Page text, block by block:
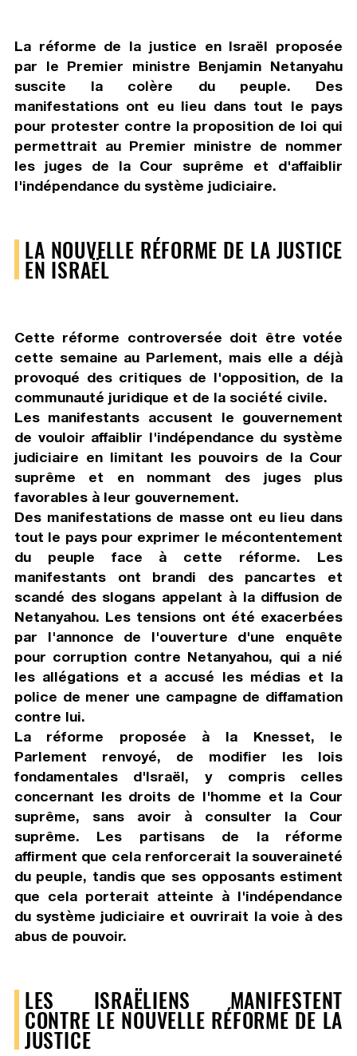
La réforme de la justice en Israël proposée
par le Premier ministre Benjamin Netanyahu
suscite la colère du peuple. Des
manifestations ont eu lieu dans tout le pays
pour protester contre la proposition de loi qui
permettrait au Premier ministre de nommer
les juges de la Cour suprême et d'affaiblir
l'indépendance du système judiciaire.
LA NOUVELLE RÉFORME DE LA JUSTICE
EN ISRAËL
Cette réforme controversée doit être votée
cette semaine au Parlement, mais elle a déjà
provoqué des critiques de l'opposition, de la
communauté juridique et de la société civile.
Les manifestants accusent le gouvernement
de vouloir affaiblir l'indépendance du système
judiciaire en limitant les pouvoirs de la Cour
suprême et en nommant des juges plus
favorables à leur gouvernement.
Des manifestations de masse ont eu lieu dans
tout le pays pour exprimer le mécontentement
du peuple face à cette réforme. Les
manifestants ont brandi des pancartes et
scandé des slogans appelant à la diffusion de
Netanyahou. Les tensions ont été exacerbées
par l'annonce de l'ouverture d'une enquête
pour corruption contre Netanyahou, qui a nié
les allégations et a accusé les médias et la
police de mener une campagne de diffamation
contre lui.
La réforme proposée à la Knesset, le
Parlement renvoyé, de modifier les lois
fondamentales d'Israël, y compris celles
concernant les droits de l'homme et la Cour
suprême, sans avoir à consulter la Cour
suprême. Les partisans de la réforme
affirment que cela renforcerait la souveraineté
du peuple, tandis que ses opposants estiment
que cela porterait atteinte à l'indépendance
du système judiciaire et ouvrirait la voie à des
abus de pouvoir.
LES ISRAËLIENS MANIFESTENT
CONTRE LE NOUVELLE RÉFORME DE LA
JUSTICE